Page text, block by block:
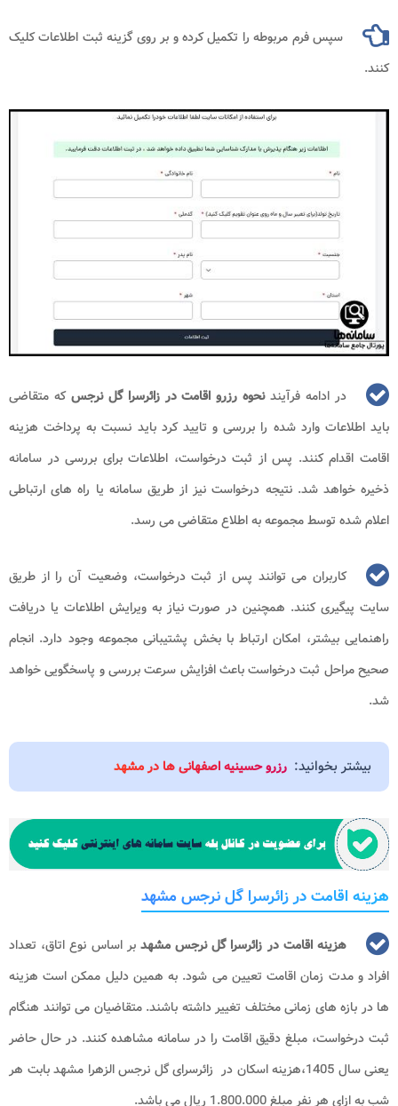
سپس فرم مربوطه را تکمیل کرده و بر روی گزینه ثبت اطلاعات کلیک
کنند.
در ادامه فرآیندنحوه رزرو اقامت در زائرسرا گل نرجسکه متقاضی
باید اطلاعات وارد شده را بررسی و تایید کرد باید نسبت به پرداخت هزینه
اقامت اقدام کنند. پس از ثبت درخواست، اطلاعات برای بررسی در سامانه
ذخیره خواهد شد. نتیجه درخواست نیز از طریق سامانه یا راه های ارتباطی
اعلام شده توسط مجموعه به اطلاع متقاضی می رسد.
کاربران می توانند پس از ثبت درخواست، وضعیت آن را از طریق
سایت پیگیری کنند. همچنین در صورت نیاز به ویرایش اطلاعات یا دریافت
راهنمایی بیشتر، امکان ارتباط با بخش پشتیبانی مجموعه وجود دارد. انجام
صحیح مراحل ثبت درخواست باعث افزایش سرعت بررسی و پاسخگویی خواهد
شد.
بیشتر بخوانید: رزرو حسینیه اصفهانی ها در مشهد
هزینه اقامت در زائرسرا گل نرجس مشهد
هزینه اقامت در زائرسرا گل نرجس مشهد بر اساس نوع اتاق، تعداد
افراد و مدت زمان اقامت تعیین می شود. به همین دلیل ممکن است هزینه
ها در بازه های زمانی مختلف تغییر داشته باشند. متقاضیان می توانند هنگام
ثبت درخواست، مبلغ دقیق اقامت را در سامانه مشاهده کنند. در حال حاضر
یعنی سال 1405،هزینه اسکان در زائرسرای گل نرجس الزهرا مشهد بابت هر
شب به ازای هر نفر مبلغ 1.800.000 ریال می باشد.